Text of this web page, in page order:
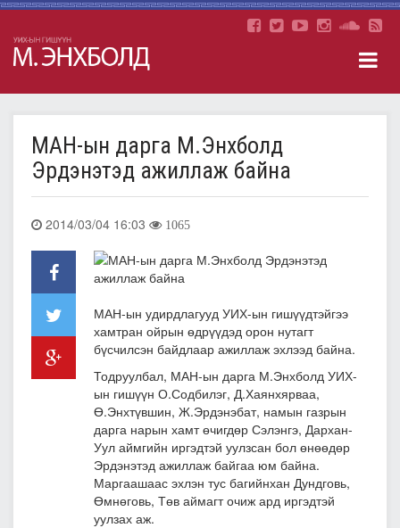
МАН-ын дарга М.Энхболд
Эрдэнэтэд ажиллаж байна
2014/03/04 16:03 1065
МАН-ын удирдлагууд УИХ-ын гишүүдтэйгээ
хамтран ойрын өдрүүдэд орон нутагт
бүсчилсэн байдлаар ажиллаж эхлээд байна.
Тодруулбал, МАН-ын дарга М.Энхболд УИХ-
ын гишүүн О.Содбилэг, Д.Хаянхярваа,
Ө.Энхтүвшин, Ж.Эрдэнэбат, намын газрын
дарга нарын хамт өчигдөр Сэлэнгэ, Дархан-
Уул аймгийн иргэдтэй уулзсан бол өнөөдөр
Эрдэнэтэд ажиллаж байгаа юм байна.
Маргаашаас эхлэн тус багийнхан Дундговь,
Өмнөговь, Төв аймагт очиж ард иргэдтэй
уулзах аж.